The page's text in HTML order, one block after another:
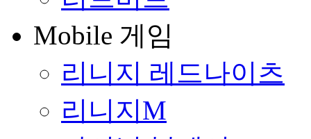
Mobile 게임
리니지 레드나이츠
리니지M